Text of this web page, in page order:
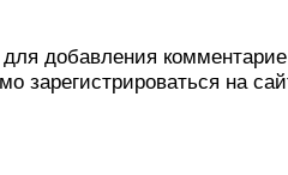
добавления
зарегистрироваться на